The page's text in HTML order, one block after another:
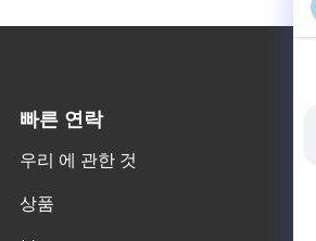
빠른 연락
우리 에 관한 것
상품